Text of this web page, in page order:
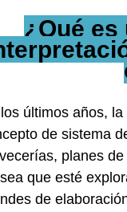
¿Qué
últimos años,
de sistema
planes
que esté
de